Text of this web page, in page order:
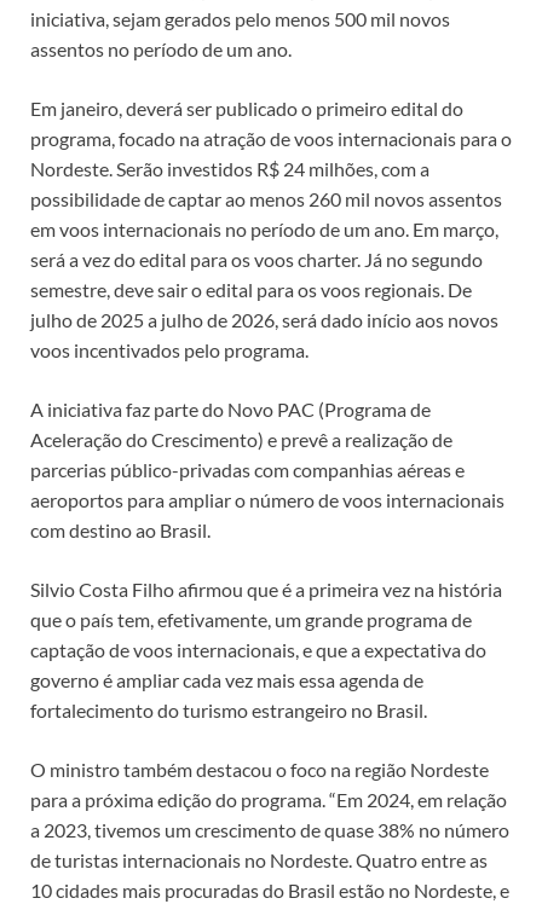
iniciativa, sejam gerados pelo menos 500 mil novos
assentos no período de um ano.
Em janeiro, deverá ser publicado o primeiro edital do
programa, focado na atração de voos internacionais para o
Nordeste. Serão investidos R$ 24 milhões, com a
possibilidade de captar ao menos 260 mil novos assentos
em voos internacionais no período de um ano. Em março,
será a vez do edital para os voos charter. Já no segundo
semestre, deve sair o edital para os voos regionais. De
julho de 2025 a julho de 2026, será dado início aos novos
voos incentivados pelo programa.
A iniciativa faz parte do Novo PAC (Programa de
Aceleração do Crescimento) e prevê a realização de
parcerias público-privadas com companhias aéreas e
aeroportos para ampliar o número de voos internacionais
com destino ao Brasil.
Silvio Costa Filho afirmou que é a primeira vez na história
que o país tem, efetivamente, um grande programa de
captação de voos internacionais, e que a expectativa do
governo é ampliar cada vez mais essa agenda de
fortalecimento do turismo estrangeiro no Brasil.
O ministro também destacou o foco na região Nordeste
para a próxima edição do programa. “Em 2024, em relação
a 2023, tivemos um crescimento de quase 38% no número
de turistas internacionais no Nordeste. Quatro entre as
10 cidades mais procuradas do Brasil estão no Nordeste, e